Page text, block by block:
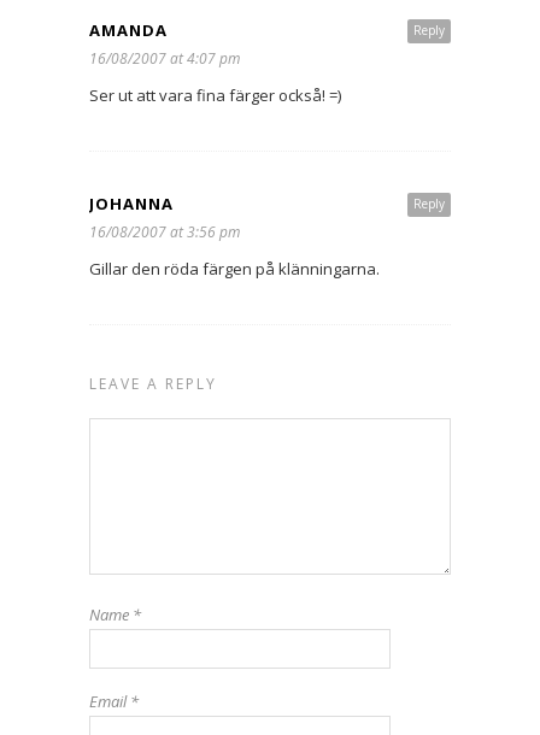
Reply
AMANDA
16/08/2007 at 4:07 pm
Ser ut att vara fina färger också! =)
Reply
JOHANNA
16/08/2007 at 3:56 pm
Gillar den röda färgen på klänningarna.
LEAVE A REPLY
Name *
Email*